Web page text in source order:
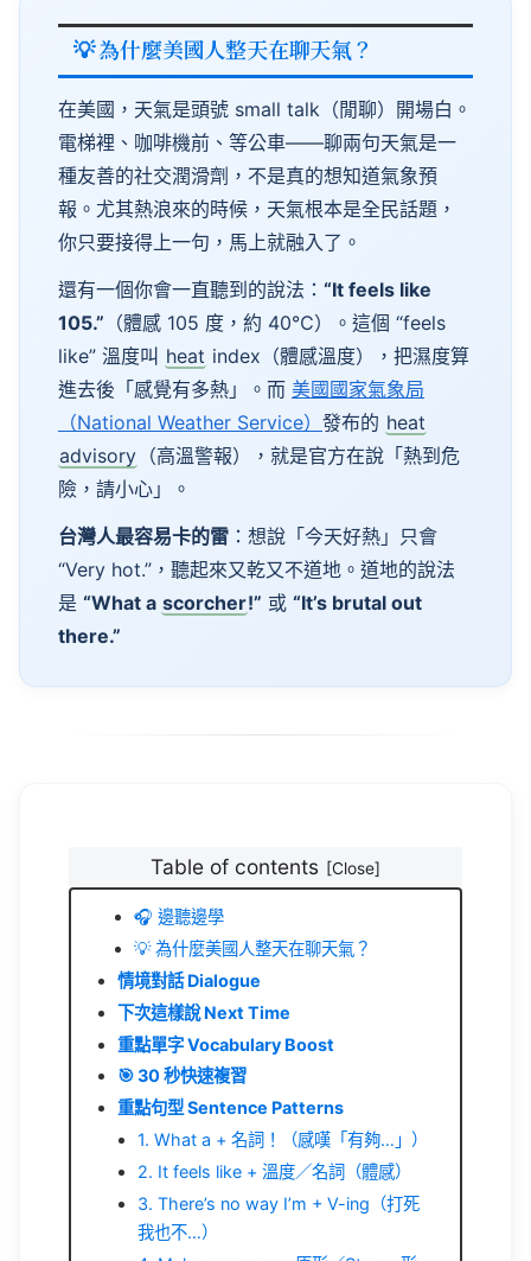
💡 為什麼美國人整天在聊天氣？
在美國，天氣是頭號 small talk （閒聊）開場白。
電梯裡、咖啡機前、等公車——聊兩句天氣是一
種友善的社交潤滑劑，不是真的想知道氣象預
報。尤其熱浪來的時候，天氣根本是全民話題，
你只要接得上一句，馬上就融入了。
還有一個你會一直聽到的說法： “It feels like
105.” （體感 105 度，約 40℃）。這個 “feels
like” 溫度叫 heat index （體感溫度），把濕度算
進去後「感覺有多熱」。而 美國國家氣象局
（National Weather Service） 發布的 heat
advisory （高溫警報），就是官方在說「熱到危
險，請小心」。
台灣人最容易卡的雷 ：想說「今天好熱」只會
“Very hot.”，聽起來又乾又不道地。道地的說法
是 “What a scorcher!” 或 “It’s brutal out
there.”
Table of contents
🎧 邊聽邊學
💡 為什麼美國人整天在聊天氣？
情境對話 Dialogue
下次這樣說 Next Time
重點單字 Vocabulary Boost
🎯 30 秒快速複習
重點句型 Sentence Patterns
1. What a + 名詞！（感嘆「有夠…」）
2. It feels like + 溫度／名詞（體感）
3. There’s no way I’m + V-ing（打死
我也不…）